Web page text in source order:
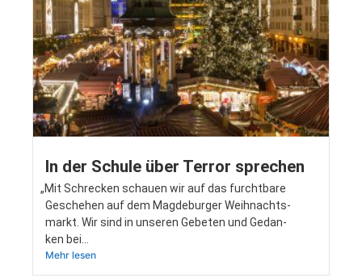
In der Schule über Terror sprechen
„Mit Schre­cken schau­en wir auf das furcht­ba­re
Gesche­hen auf dem Mag­de­bur­ger Weih­nachts­
markt. Wir sind in unse­ren Gebe­ten und Gedan­
ken bei…
Mehr lesen